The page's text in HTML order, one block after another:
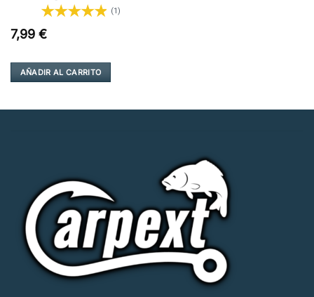
(1)
7,99 €
AÑADIR AL CARRITO